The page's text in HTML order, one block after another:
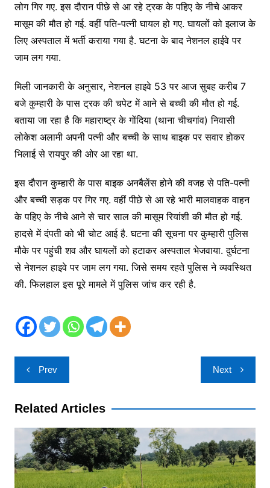
लोग गिर गए. इस दौरान पीछे से आ रहे ट्रक के पहिए के नीचे आकर
मासूम की मौत हो गई. वहीं पति-पत्नी घायल हो गए. घायलों को इलाज के
लिए अस्पताल में भर्ती कराया गया है. घटना के बाद नेशनल हाईवे पर
जाम लग गया.
मिली जानकारी के अनुसार, नेशनल हाइवे 53 पर आज सुबह करीब 7
बजे कुम्हारी के पास ट्रक की चपेट में आने से बच्ची की मौत हो गई.
बताया जा रहा है कि महाराष्ट्र के गोंदिया (थाना चीचगांव) निवासी
लोकेश अलामी अपनी पत्नी और बच्ची के साथ बाइक पर सवार होकर
भिलाई से रायपुर की ओर आ रहा था.
इस दौरान कुम्हारी के पास बाइक अनबैलेंस होने की वजह से पति-पत्नी
और बच्ची सड़क पर गिर गए. वहीं पीछे से आ रहे भारी मालवाहक वाहन
के पहिए के नीचे आने से चार साल की मासूम रियांशी की मौत हो गई.
हादसे में दंपती को भी चोट आई है. घटना की सूचना पर कुम्हारी पुलिस
मौके पर पहुंची शव और घायलों को हटाकर अस्पताल भेजवाया. दुर्घटना
से नेशनल हाइवे पर जाम लग गया. जिसे समय रहते पुलिस ने व्यवस्थित
की. फिलहाल इस पूरे मामले में पुलिस जांच कर रही है.
Post
navigation
Prev Next
Related Articles